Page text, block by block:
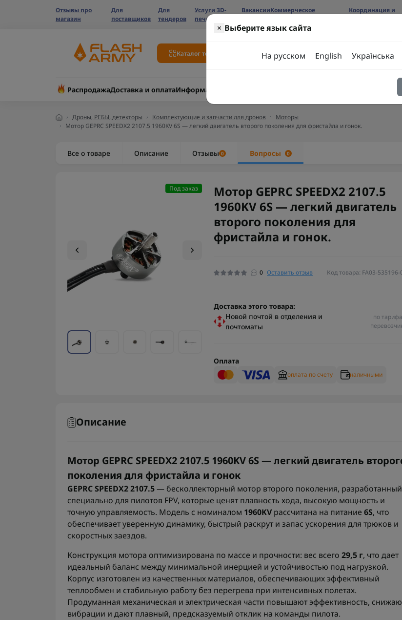
Отзывы про
магазин
Для
поставщиков
Для
тендеров
Услуги 3D-
печати
ВакансииКоммерческое
Координация и
Каталог товаров
РаспродажаДоставка и оплатаИнформация
Дроны, РЕБЫ, детекторы Комплектующие и запчасти для дронов
Моторы
Мотор GEPRC SPEEDX2 2107.5 1960KV 6S — легкий двигатель второго поколения для фристайла и гонок.
× Выберите язык сайта
На русском English Українська
Все о товаре Описание Отзывы 0 Вопросы 0
Под заказ
Мотор GEPRC SPEEDX2 2107.5
1960KV 6S — легкий двигатель
второго поколения для
фристайла и гонок.
0 Оставить отзыв Код товара: FA03-535196-
Доставка этого товара:
Новой почтой в отделения и
почтоматы
по
Оплата
оплата по счету наличными
Описание
Мотор GEPRC SPEEDX2 2107.5 1960KV 6S — легкий двигатель
поколения для фристайла и гонок
GEPRC SPEEDX2 2107.5— бесколлекторный мотор второго поколения, разработанный
специально для пилотов FPV, которые ценят плавность хода, высокую мощность и
точную управляемость. Модель с номиналом 1960KV рассчитана на питание 6S, что
обеспечивает уверенную динамику, быстрый раскрут и запас ускорения для трюков и
скоростных заездов.
Конструкция мотора оптимизирована по массе и прочности: вес всего 29,5 г, что дает
идеальный баланс между минимальной инерцией и устойчивостью под нагрузкой.
Корпус изготовлен из качественных материалов, обеспечивающих эффективный
теплообмен и стабильную работу без перегрева при интенсивных полетах.
Продуманная механическая и электрическая части повышают эффективность,
вибрации и дают плавный, предсказуемый отклик на команды пилота.